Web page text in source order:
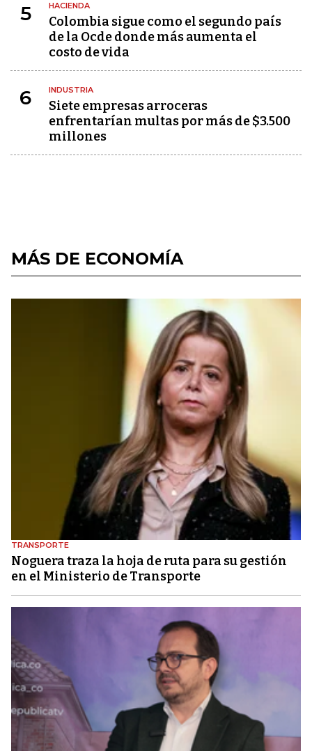
5 HACIENDA
Colombia sigue como el segundo país
de la Ocde donde más aumenta el
costo de vida
6 INDUSTRIA
Siete empresas arroceras
enfrentarían multas por más de $3.500
millones
MÁS DE ECONOMÍA
TRANSPORTE
Noguera traza la hoja de ruta para su gestión
en el Ministerio de Transporte